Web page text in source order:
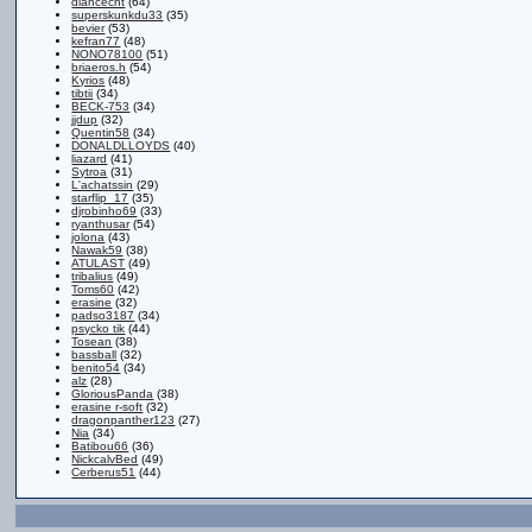
superskunkdu33 (35)
bevier(53)
kefran77 (48)
NONO78100 (51)
briaeros.h (54)
Kyrios (48)
tibtii (34)
BECK-753 (34)
jjdup (32)
Quentin58 (34)
DONALDLLOYDS (40)
liazard (41)
Sytroa (31)
L'achatssin (29)
starflip_17 (35)
djrobinho69 (33)
ryanthusar(54)
jolona (43)
Nawak59 (38)
ATULAST (49)
tribalius (49)
Toms60 (42)
erasine (32)
padso3187 (34)
psycko tik (44)
Tosean (38)
bassball (32)
benito54 (34)
alz (28)
GloriousPanda (38)
erasine r-soft (32)
dragonpanther123 (27)
Nia (34)
Batibou66 (36)
NickcalvBed (49)
Cerberus51 (44)